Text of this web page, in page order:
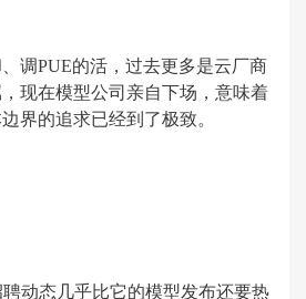
调PUE的活，过去更多是云厂商
现在模型公司亲自下场，意味着
界的追求已经到了极致。
聘动态几乎比它的模型发布还要热